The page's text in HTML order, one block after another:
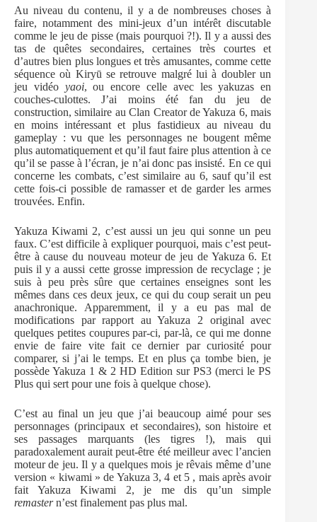
Au niveau du contenu, il y a de nombreuses choses à
faire, notamment des mini-jeux d’un intérêt discutable
comme le jeu de pisse (mais pourquoi ?!). Il y a aussi des
tas de quêtes secondaires, certaines très courtes et
d’autres bien plus longues et très amusantes, comme cette
séquence où Kiryū se retrouve malgré lui à doubler un
jeu vidéo yaoi, ou encore celle avec les yakuzas en
couches-culottes. J’ai moins été fan du jeu de
construction, similaire au Clan Creator de Yakuza 6, mais
en moins intéressant et plus fastidieux au niveau du
gameplay : vu que les personnages ne bougent même
plus automatiquement et qu’il faut faire plus attention à ce
qu’il se passe à l’écran, je n’ai donc pas insisté. En ce qui
concerne les combats, c’est similaire au 6, sauf qu’il est
cette fois-ci possible de ramasser et de garder les armes
trouvées. Enfin.
Yakuza Kiwami 2, c’est aussi un jeu qui sonne un peu
faux. C’est difficile à expliquer pourquoi, mais c’est peut-
être à cause du nouveau moteur de jeu de Yakuza 6. Et
puis il y a aussi cette grosse impression de recyclage ; je
suis à peu près sûre que certaines enseignes sont les
mêmes dans ces deux jeux, ce qui du coup serait un peu
anachronique. Apparemment, il y a eu pas mal de
modifications par rapport au Yakuza 2 original avec
quelques petites coupures par-ci, par-là, ce qui me donne
envie de faire vite fait ce dernier par curiosité pour
comparer, si j’ai le temps. Et en plus ça tombe bien, je
possède Yakuza 1 & 2 HD Edition sur PS3 (merci le PS
Plus qui sert pour une fois à quelque chose).
C’est au final un jeu que j’ai beaucoup aimé pour ses
personnages (principaux et secondaires), son histoire et
ses passages marquants (les tigres !), mais qui
paradoxalement aurait peut-être été meilleur avec l’ancien
moteur de jeu. Il y a quelques mois je rêvais même d’une
version « kiwami » de Yakuza 3, 4 et 5 , mais après avoir
fait Yakuza Kiwami 2, je me dis qu’un simple
remastern’est finalement pas plus mal.